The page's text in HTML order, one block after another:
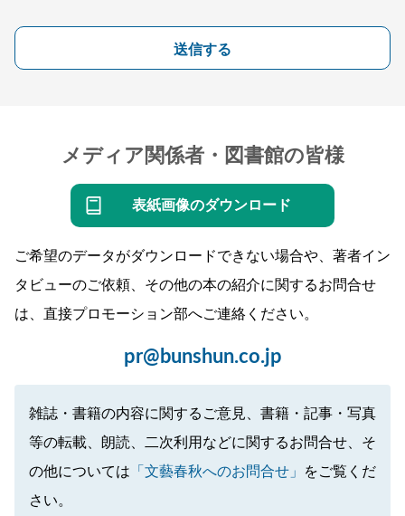
送信する
メディア関係者・図書館の皆様
表紙画像のダウンロード
ご希望のデータがダウンロードできない場合や、著者イン
タビューのご依頼、その他の本の紹介に関するお問合せ
は、直接プロモーション部へご連絡ください。
pr@bunshun.co.jp
雑誌・書籍の内容に関するご意見、書籍・記事・写真
等の転載、朗読、二次利用などに関するお問合せ、そ
の他については 「文藝春秋へのお問合せ」
をご覧くだ
さい。